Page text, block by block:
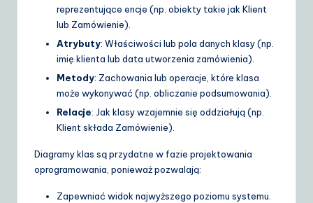
lu
reprezentujące encje (np. obiekty takie jak Klient
lub Zamówienie).
Atrybuty: Właściwości lub pola danych klasy (np.
imię klienta lub data utworzenia zamówienia).
Metody: Zachowania lub operacje, które klasa
może wykonywać (np. obliczanie podsumowania).
Relacje: Jak klasy wzajemnie się oddziałują (np.
Klient składa Zamówienie).
Diagramy klas są przydatne w fazie projektowania
oprogramowania, ponieważ pozwalają:
Zapewniać widok najwyższego poziomu systemu.